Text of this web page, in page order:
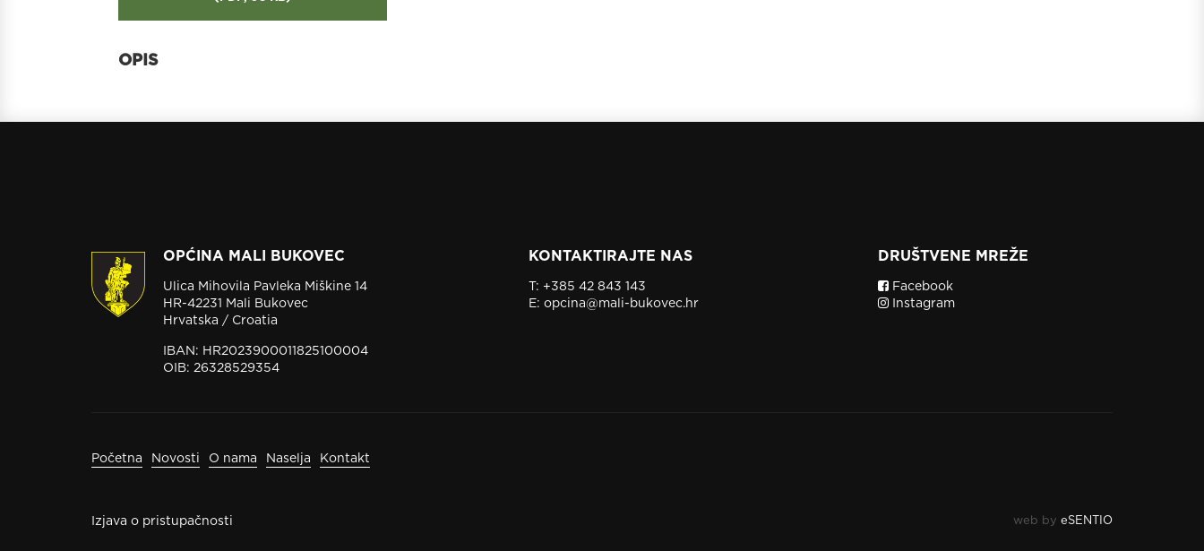
OPĆINA MALI BUKOVEC
Ulica Mihovila Pavleka Miškine 14
HR-42231 Mali Bukovec
Hrvatska / Croatia
IBAN: HR2023900011825100004
OIB: 26328529354
KONTAKTIRAJTE NAS
T: +385 42 843 143
E: opcina@mali-bukovec.hr
DRUŠTVENE MREŽE
Facebook
Instagram
Početna Novosti O nama Naselja Kontakt
Izjava o pristupačnosti web by eSENTIO